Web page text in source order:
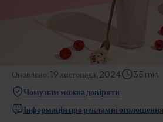
Оновлено:19 листопада, 2024 35 min
Чому нам можна довіряти
Інформація про рекламні оголошення